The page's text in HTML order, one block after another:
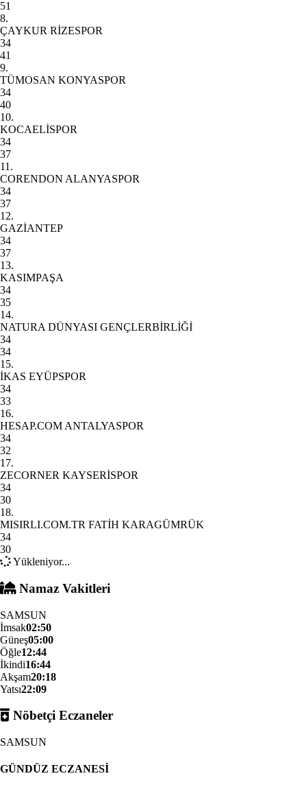
51
8.
ÇAYKUR RİZESPOR
34
41
9.
TÜMOSAN KONYASPOR
34
40
10.
KOCAELİSPOR
34
37
11.
CORENDON ALANYASPOR
34
37
12.
GAZİANTEP
34
37
13.
KASIMPAŞA
34
35
14.
NATURA DÜNYASI GENÇLERBİRLİĞİ
34
34
15.
İKAS EYÜPSPOR
34
33
16.
HESAP.COM ANTALYASPOR
34
32
17.
ZECORNER KAYSERİSPOR
34
30
18.
MISIRLI.COM.TR FATİH KARAGÜMRÜK
34
30
Yükleniyor...
Namaz Vakitleri
SAMSUN
İmsak02:50
Güneş05:00
Öğle12:44
İkindi16:44
Akşam20:18
Yatsı22:09
Nöbetçi Eczaneler
SAMSUN
GÜNDÜZ ECZANESİ